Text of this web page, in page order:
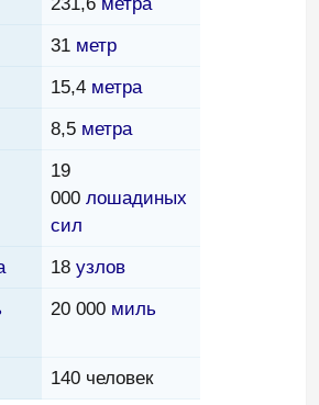
31 метр
15,4 метра
8,5 метра
19
000 лошадиных
сил
18 узлов
20 000 миль
140 человек